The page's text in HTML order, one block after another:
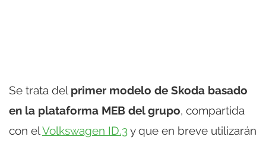
Se trata del primer modelo de Skoda basado
en la plataforma MEB del grupo, compartida
con elVolkswagen ID.3y que en breve utilizarán